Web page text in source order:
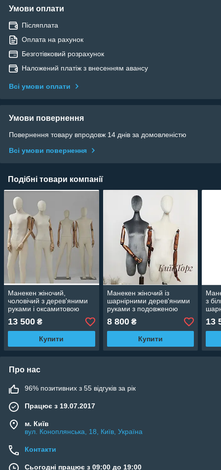
Умови оплати
Післяплата
Оплата на рахунок
Безготівковий розрахунок
Наложений платіж з внесенням авансу
Всі умови оплати
Умови повернення
Повернення товару впродовж 14 днів за домовленістю
Всі умови повернення
Подібні товари компанії
Манекен жіночий,
чоловічий з дерев'яними
руками і оксамитовою
обшивкою для магазину
одягу
13 500 ₴
Купити
Манекен жіночий із
шарнірними дерев'яними
руками з подовженою
шиєю для магазину одягу
8 800₴
Купити
з
13
Про нас
96% позитивних з 55 відгуків за рік
Працює з 19.07.2017
м. Київ
вул. Коноплянська, 18, Київ, Україна
Контакти
Сьогодні працює з 09:00 до 19:00